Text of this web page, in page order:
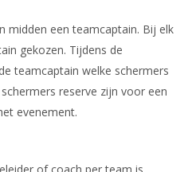
midden een teamcaptain. Bij elk
gekozen. Tijdens de
teamcaptain welke schermers
reserve zijn voor een
evenement.